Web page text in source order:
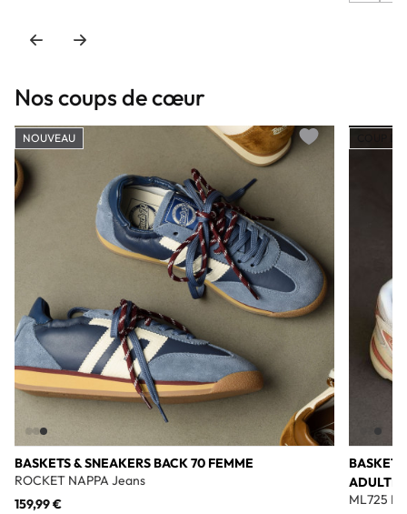
Nos coups de cœur
BASKETS & SNEAKERS BACK 70 FEMME
ROCKET NAPPA Jeans
159,99 €
NOUVEAU
Add to wishlist
ADULTE
ML725